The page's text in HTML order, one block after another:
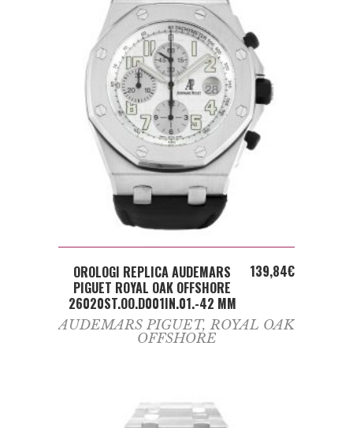
ADD TO CART
OROLOGI REPLICA AUDEMARS
PIGUET ROYAL OAK OFFSHORE
26020ST.OO.D001IN.01.-42 MM
139,84€
AUDEMARS PIGUET, ROYAL OAK
OFFSHORE